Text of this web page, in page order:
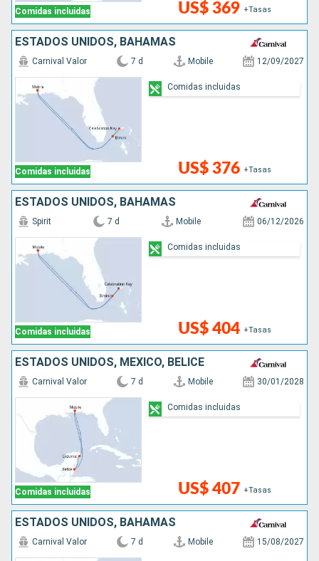
Comidas incluidas US$ 369 +Tasas
ESTADOS UNIDOS, BAHAMAS
Comidas incluidas
Carnival Valor 7 d Mobile 12/09/2027
US$ 376 +Tasas
Comidas incluidas
ESTADOS UNIDOS, BAHAMAS
Comidas incluidas
Spirit 7 d Mobile 06/12/2026
US$ 404 +Tasas
Comidas incluidas
ESTADOS UNIDOS, MÉXICO, BELICE
Comidas incluidas
Carnival Valor 7 d Mobile 30/01/2028
US$ 407 +Tasas
Comidas incluidas
ESTADOS UNIDOS, BAHAMAS
Carnival Valor 7 d Mobile 15/08/2027